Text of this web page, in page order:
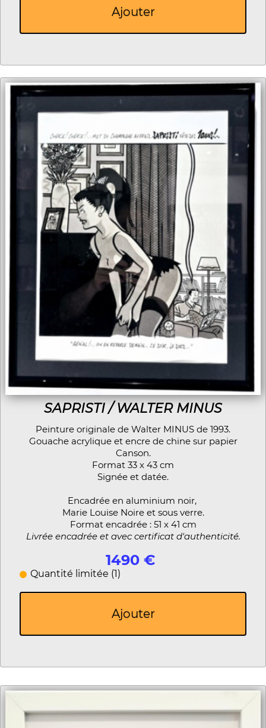
Ajouter
SAPRISTI / WALTER MINUS
Peinture originale de Walter MINUS de 1993.
Gouache acrylique et encre de chine sur papier
Canson.
Format 33 x 43 cm
Signée et datée.
Encadrée en aluminium noir,
Marie Louise Noire et sous verre.
Format encadrée : 51 x 41 cm
Livrée encadrée et avec certificat d'authenticité.
1490 €
Quantité limitée (1)
Ajouter